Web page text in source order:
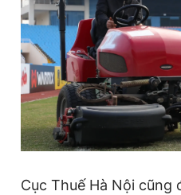
Cục Thuế Hà Nội cũng